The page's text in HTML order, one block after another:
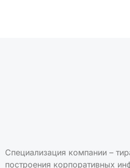
Специализация компании –
построения корпоративных